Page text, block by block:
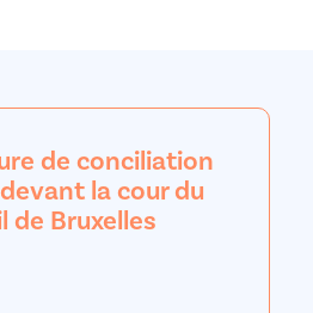
de conciliation
la cour du
de Bruxelles